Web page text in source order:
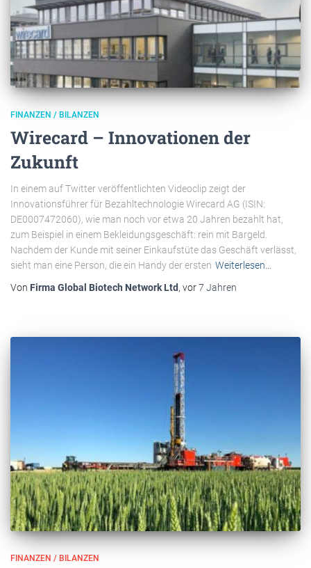
FINANZEN / BILANZEN
Wirecard – Innovationen der
Zukunft
In einem auf Twitter veröffentlichten Videoclip zeigt der
Innovationsführer für Bezahltechnologie Wirecard AG (ISIN:
DE0007472060), wie man noch vor etwa 20 Jahren bezahlt hat,
zum Beispiel in einem Bekleidungsgeschäft: rein mit Bargeld.
Nachdem der Kunde mit seiner Einkaufstüte das Geschäft verlässt,
sieht man eine Person, die ein Handy der ersten Weiterlesen…
Von Firma Global Biotech Network Ltd, vor7 Jahren
FINANZEN / BILANZEN